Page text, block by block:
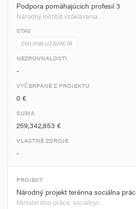
Podpora pomáhajúcich profesií 3
Národný inštitút vzdelávania …
STAV
ZMLUVA UZAVRETÁ
NEZROVNALOSTI
-
VYČERPANÉ Z PROJEKTU
0 €
SUMA
259,342,853 €
VLASTNÉ ZDROJE
-
PROJEKT
Národný projekt terénna sociálna
Ministerstvo práce, sociálnyc…